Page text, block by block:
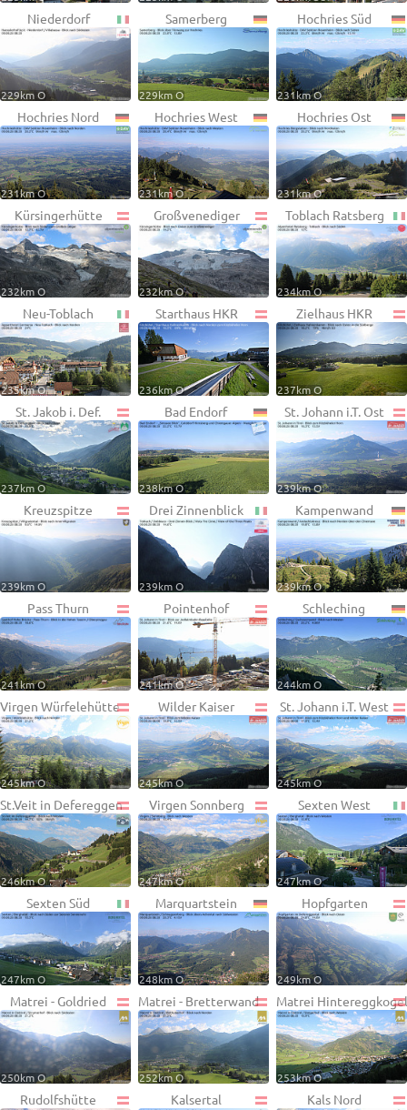
Niederdorf
229km O
Samerberg
229km O
Hochries Süd
231km O
Hochries Nord
231km O
Hochries West
231km O
Hochries Ost
231km O
Kürsingerhütte
232km O
Großvenediger
232km O
Toblach Ratsberg
234km O
Neu-Toblach
235km O
Starthaus HKR
236km O
Zielhaus HKR
237km O
St. Jakob i. Def.
237km O
Bad Endorf
238km O
St. Johann i.T. Ost
239km O
Kreuzspitze
239km O
Drei Zinnenblick
239km O
Kampenwand
239km O
Pass Thurn
241km O
Pointenhof
241km O
Schleching
244km O
Virgen Würfelehütte
245km O
Wilder Kaiser
245km O
St. Johann i.T. West
245km O
St.Veit in Defereggen
246km O
Virgen Sonnberg
247km O
Sexten West
247km O
Sexten Süd
247km O
Marquartstein
248km O
Hopfgarten
249km O
Matrei - Goldried
250km O
Matrei - Bretterwand
252km O
Matrei Hintereggkogel
253km O
Rudolfshütte Kalsertal Kals Nord